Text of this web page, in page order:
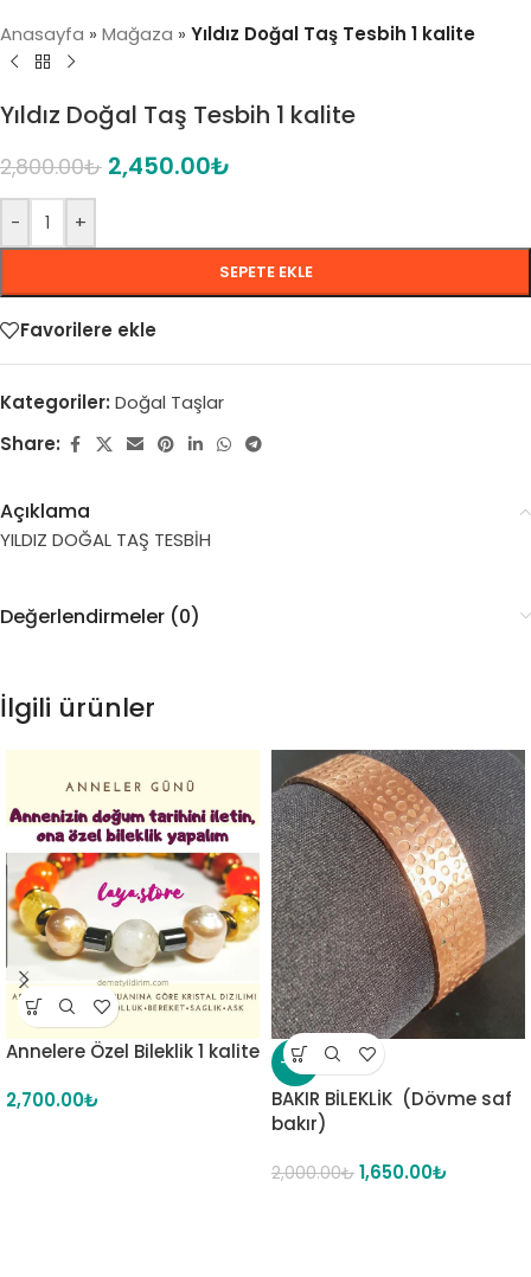
Anasayfa » Mağaza » Yıldız Doğal Taş Tesbih 1 kalite
Yıldız Doğal Taş Tesbih 1 kalite
2,800.00₺ 2,450.00₺
- +
SEPETE EKLE
Favorilere ekle
Kategoriler: Doğal Taşlar
Share:
Açıklama
YILDIZ DOĞAL TAŞ TESBİH
Değerlendirmeler (0)
İlgili ürünler
Annelere Özel Bileklik 1 kalite
2,700.00₺
-18%
BAKIR BİLEKLİK (Dövme saf
bakır)
2,000.00₺ 1,650.00₺